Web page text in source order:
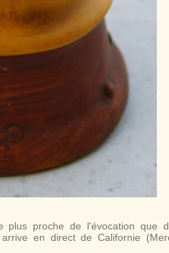
plus proche de l'évocation que
en direct de Californie